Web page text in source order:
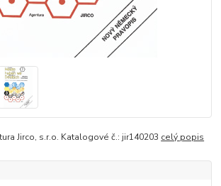
Jirco, s.r.o. Katalogové č.: jir140203 celý popis